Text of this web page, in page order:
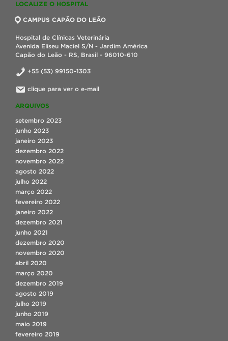
LOCALIZE O HOSPITAL
CAMPUS CAPÃO DO LEÃO
Hospital de Clínicas Veterinária
Avenida Eliseu Maciel S/N - Jardim América
Capão do Leão - RS, Brasil - 96010-610
+55 (53) 99150-1303
clique para ver o e-mail
ARQUIVOS
setembro 2023
junho 2023
janeiro 2023
dezembro 2022
novembro 2022
agosto 2022
julho 2022
março 2022
fevereiro 2022
janeiro 2022
dezembro 2021
junho 2021
dezembro 2020
novembro 2020
abril 2020
março 2020
dezembro 2019
agosto 2019
julho 2019
junho 2019
maio 2019
fevereiro 2019